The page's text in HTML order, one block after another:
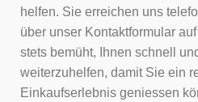
helfen. Sie erreichen uns
über unser Kontaktformular
stets bemüht, Ihnen schnell
weiterzuhelfen, damit Sie ein
Einkaufserlebnis geniessen